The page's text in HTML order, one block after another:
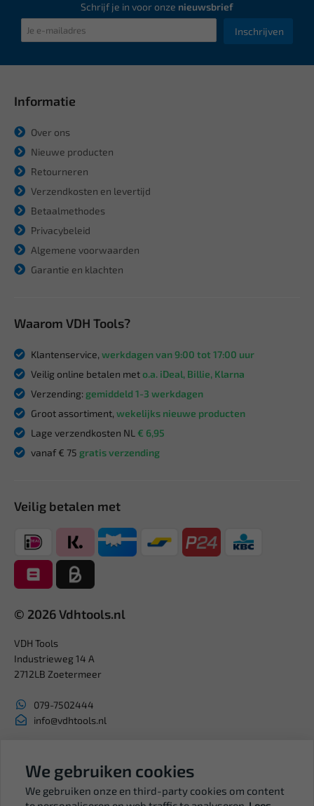
Schrijf je in voor onze nieuwsbrief
Inschrijven
Informatie
Over ons
Nieuwe producten
Retourneren
Verzendkosten en levertijd
Betaalmethodes
Privacybeleid
Algemene voorwaarden
Garantie en klachten
Waarom VDH Tools?
Klantenservice, werkdagen van 9:00 tot 17:00 uur
Veilig online betalen meto.a. iDeal, Billie, Klarna
Verzending: gemiddeld 1-3 werkdagen
Groot assortiment, wekelijks nieuwe producten
Lage verzendkosten NL € 6,95
vanaf € 75 gratis verzending
Veilig betalen met
© 2026 Vdhtools.nl
VDH Tools
Industrieweg 14 A
2712LB Zoetermeer
079-7502444
info@vdhtools.nl
BTW: NL819958657B01
We gebruiken cookies
We gebruiken onze en third-party cookies om content